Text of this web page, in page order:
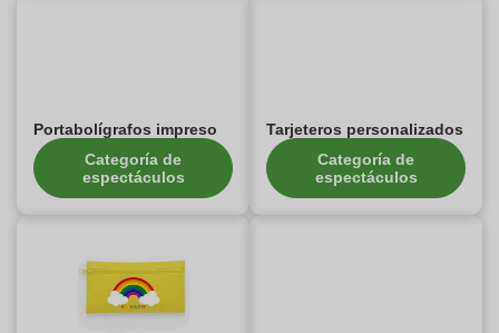
Portabolígrafos impreso
Categoría de
espectáculos
Tarjeteros personalizados
Categoría de
espectáculos